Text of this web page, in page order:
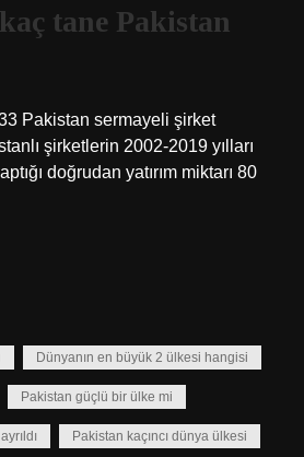
tane Pakistan
Pakistan sermayeli şirket
şirketlerin 2002-2019 yılları
doğrudan yatırım miktarı 80
Dünyanın en büyük 2 ülkesi hangisi
Pakistan güçlü bir ülke mi
Pakistan kaçıncı dünya ülkesi